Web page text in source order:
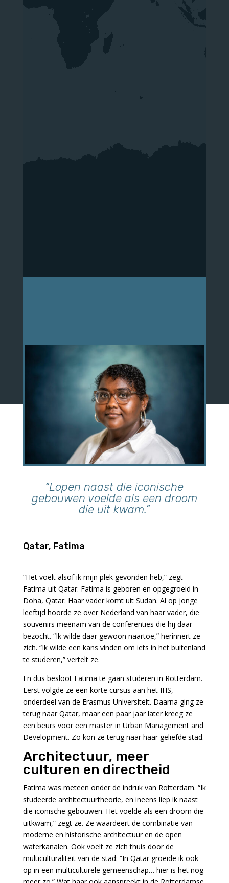
“Lopen naast die iconische
gebouwen voelde als een droom
die uit kwam.”
Qatar, Fatima
“Het voelt alsof ik mijn plek gevonden heb,” zegt
Fatima uit Qatar. Fatima is geboren en opgegroeid in
Doha, Qatar. Haar vader komt uit Sudan. Al op jonge
leeftijd hoorde ze over Nederland van haar vader, die
souvenirs meenam van de conferenties die hij daar
bezocht. “Ik wilde daar gewoon naartoe,” herinnert ze
zich. “Ik wilde een kans vinden om iets in het buitenland
te studeren,” vertelt ze.
En dus besloot Fatima te gaan studeren in Rotterdam.
Eerst volgde ze een korte cursus aan het IHS,
onderdeel van de Erasmus Universiteit. Daarna ging ze
terug naar Qatar, maar een paar jaar later kreeg ze
een beurs voor een master in Urban Management and
Development. Zo kon ze terug naar haar geliefde stad.
Architectuur, meer
culturen en directheid
Fatima was meteen onder de indruk van Rotterdam. “Ik
studeerde architectuurtheorie, en ineens liep ik naast
die iconische gebouwen. Het voelde als een droom die
uitkwam,” zegt ze. Ze waardeert de combinatie van
moderne en historische architectuur en de open
waterkanalen. Ook voelt ze zich thuis door de
multiculturaliteit van de stad: “In Qatar groeide ik ook
op in een multiculturele gemeenschap… hier is het nog